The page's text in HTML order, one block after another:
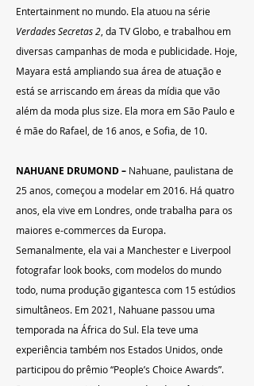
Entertainment no mundo. Ela atuou na série
Verdades Secretas 2 , da TV Globo, e trabalhou em
diversas campanhas de moda e publicidade. Hoje,
Mayara está ampliando sua área de atuação e
está se arriscando em áreas da mídia que vão
além da moda plus size. Ela mora em São Paulo e
é mãe do Rafael, de 16 anos, e Sofia, de 10.
NAHUANE DRUMOND – Nahuane, paulistana de
25 anos, começou a modelar em 2016. Há quatro
anos, ela vive em Londres, onde trabalha para os
maiores e-commerces da Europa.
Semanalmente, ela vai a Manchester e Liverpool
fotografar look books, com modelos do mundo
todo, numa produção gigantesca com 15 estúdios
simultâneos. Em 2021, Nahuane passou uma
temporada na África do Sul. Ela teve uma
experiência também nos Estados Unidos, onde
participou do prêmio “People’s Choice Awards”.